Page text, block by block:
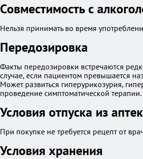
Совместимость с
Нельзя принимать во время
Передозировка
Факты передозировки встречаются
случае, если пациентом превышается
Может развиться гиперурикозурия,
проведение симптоматической терапии.
Условия отпуска из аптек
При покупке не требуется рецепт от
Условия хранения